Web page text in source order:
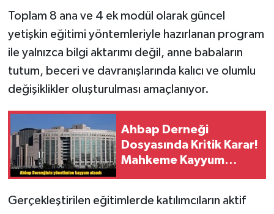
Toplam 8 ana ve 4 ek modül olarak güncel
yetişkin eğitimi yöntemleriyle hazırlanan program
ile yalnızca bilgi aktarımı değil, anne babaların
tutum, beceri ve davranışlarında kalıcı ve olumlu
değişiklikler oluşturulması amaçlanıyor.
Ahbap Derneği
Dosyasında Kritik Karar!
Mahkeme Kayyum
Gerçekleştirilen eğitimlerde katılımcıların aktif